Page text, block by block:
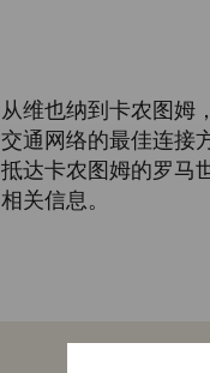
从维也纳到卡农图姆
交通网络的最佳连接
抵达卡农图姆的罗马
相关信息。